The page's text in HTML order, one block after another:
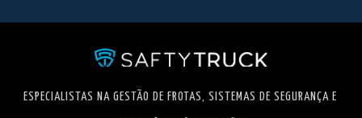
ESPECIALISTAS NA GESTÃO DE FROTAS, SISTEMAS DE SEGURANÇA E